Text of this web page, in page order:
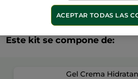
VER P.T.R 2026
Este kit se compone de:
Gel Crema
ACEPTAR TODAS LAS